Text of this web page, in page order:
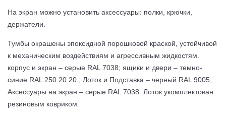
На экран можно установить аксессуары: полки, крючки,
держатели.
Тумбы окрашены эпоксидной порошковой краской, устойчивой
к механическим воздействиям и агрессивным жидкостям.
корпус и экран – серые RAL 7038; ящики и двери – темно-
синие RAL 250 20 20.; Лоток и Подставка – черный RAL 9005,
Аксессуары на экран – серые RAL 7038. Лоток укомплектован
резиновым ковриком.